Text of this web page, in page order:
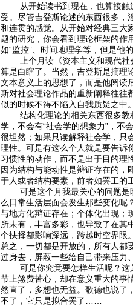
从开始读书到现在，也算接触过
受。尽管吉登斯论述的东西很多，
和连贯的感觉。从开始对经典三大
题的研究，你会看到理论框架的作
如“监控”、时间地理学等，但是他
上个月读《资本主义和现代社会
算是白瞎了。当然，吉登斯是搞理
文本意义上的思想了，而是他阅读
斯对社会理论作品的重新阐释往往
似的时候不得不陷入自我质疑之中
结构化理论的相关东西很多教材
学，不会有“社会学的想象力”，不
很坦然；如果只读解释社会学，只
理性。可是有这么个人就是要告诉
习惯性的动作，而不是出于目的理
因为结构与能动性是辩证存在的，
于人或者结构要素，前者如罢工的
可是这个月我最关心的问题是晚
么日常生活层面会发生那些变化呢
与地方化辩证存在；个体化出现；
所未有，丰富多彩，也导致了在其
个抉择都影响深远，跨越时空界限
总之，一切都是开放的，所有人都
过身去，屏蔽一些给自己带来压力
可是你究竟要怎样生活呢？这是
节上煞费苦心，却在意义重大的事
然直了，多想也无益。歌德也说了
不了，它只是拟合罢了……